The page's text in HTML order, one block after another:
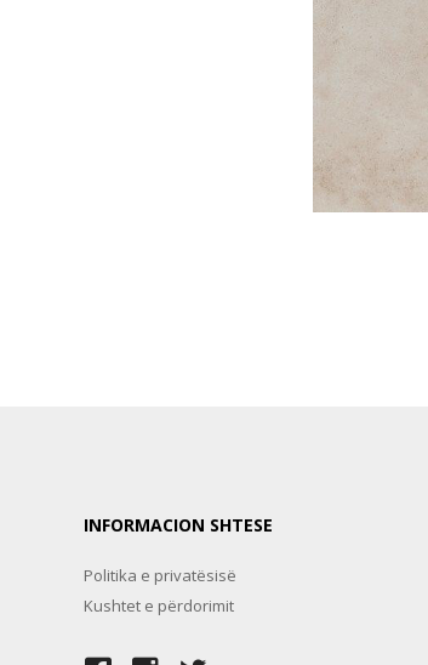
INFORMACION SHTESE
Politika e privatësisë
Kushtet e përdorimit